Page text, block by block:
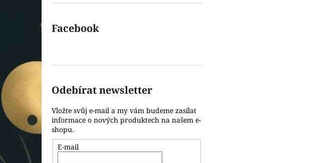
Facebook
Odebírat newsletter
Vložte svůj e-mail a my vám budeme zasílat
informace o nových produktech na našem e-
shopu.
E-mail